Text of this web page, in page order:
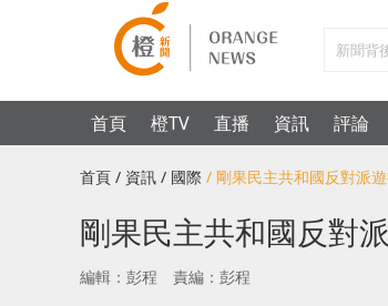
首頁 橙TV 直播 資訊 評論
首頁 / 資訊 / 國際 / 剛果民主共和國反對派
剛果民主共和國反對
編輯：彭程 責編：彭程